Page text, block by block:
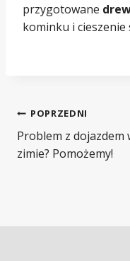
przygotowane
kominku i
wpisu
POPRZEDNI
Problem z dojazdem
zimie? Pomożemy!